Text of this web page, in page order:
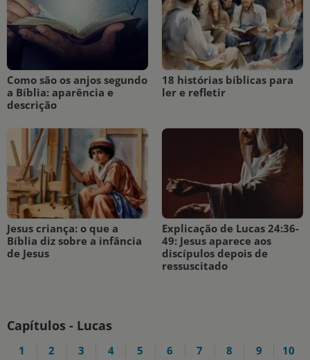
Como são os anjos segundo
a Bíblia: aparência e
descrição
18 histórias bíblicas para
ler e refletir
Jesus criança: o que a
Bíblia diz sobre a infância
de Jesus
Explicação de Lucas 24:36-
49: Jesus aparece aos
discípulos depois de
ressuscitado
Capítulos - Lucas
1 2 3 4 5 6 7 8 9
10